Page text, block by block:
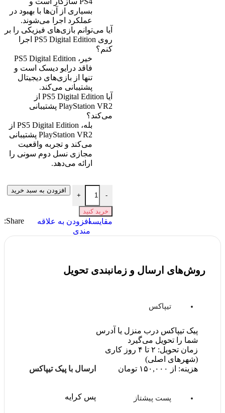
بسیاری از آن‌ها با بهبود در
عملکرد اجرا می‌شوند.
آیا می‌توانم بازی‌های فیزیکی را بر
روی PS5 Digital Edition اجرا
کنم؟
خیر، PS5 Digital Edition
فاقد درایو دیسک است و
تنها از بازی‌های دیجیتال
پشتیبانی می‌کند.
آیا PS5 Digital Edition از
PlayStation VR2 پشتیبانی
می‌کند؟
بله، PS5 Digital Edition از
PlayStation VR2 پشتیبانی
می‌کند و تجربه واقعیت
مجازی نسل دوم سونی را
ارائه می‌دهد.
-
+
افزودن به سبد خرید
خرید کنید
مقايسهافزودن به علاقه
مندی
Share:
روش‌های ارسال و زمانبندی تحویل
تیپاکس
پیک تیپاکس درب منزل یا آدرس
شما را تحویل می‌گیرد
زمان تحویل: ۲ تا ۴ روز کاری
(شهرهای اصلی)
هزینه: از ۱۵۰,۰۰۰ تومان
پست پیشتاز پس کرایه
ارسال با پیک تیپاکس